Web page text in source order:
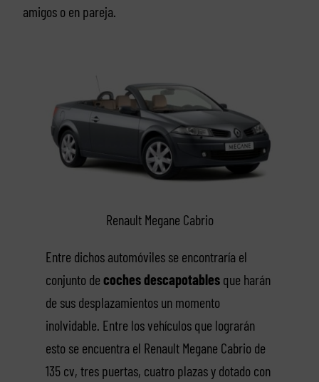
amigos o en pareja.
Renault Megane Cabrio
Entre dichos automóviles se encontraría el
conjunto de coches descapotablesque harán
de sus desplazamientos un momento
inolvidable. Entre los vehículos que lograrán
esto se encuentra el Renault Megane Cabrio de
135 cv, tres puertas, cuatro plazas y dotado con